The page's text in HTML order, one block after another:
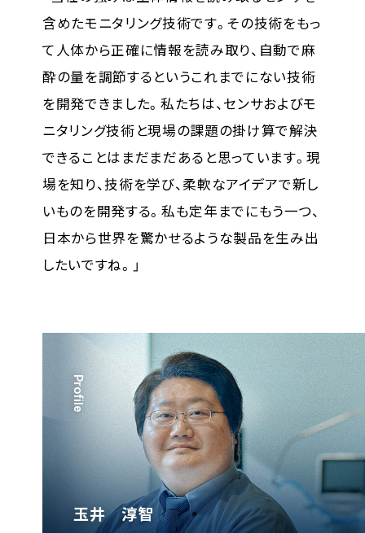
含めたモニタリング技術です。その技術をもっ
て人体から正確に情報を読み取り、自動で麻
酔の量を調節するというこれまでにない技術
を開発できました。私たちは、センサおよびモ
ニタリング技術と現場の課題の掛け算で解決
できることはまだまだあると思っています。現
場を知り、技術を学び、柔軟なアイデアで新し
いものを開発する。私も定年までにもう一つ、
日本から世界を驚かせるような製品を生み出
したいですね。」
Profile
玉井 淳智